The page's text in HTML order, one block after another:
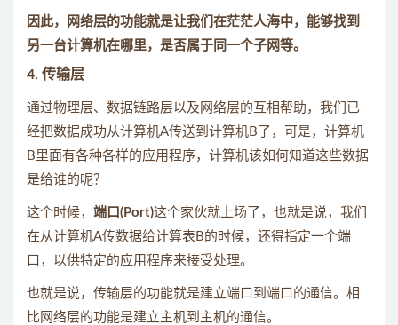
因此，网络层的功能就是让我们在茫茫人海中，能够找到
另一台计算机在哪里，是否属于同一个子网等。
4. 传输层
通过物理层、数据链路层以及网络层的互相帮助，我们已
经把数据成功从计算机A传送到计算机B了，可是，计算机
B里面有各种各样的应用程序，计算机该如何知道这些数据
是给谁的呢？
这个时候， 端口(Port)这个家伙就上场了，也就是说，我们
在从计算机A传数据给计算表B的时候，还得指定一个端
口，以供特定的应用程序来接受处理。
也就是说，传输层的功能就是建立端口到端口的通信。相
比网络层的功能是建立主机到主机的通信。